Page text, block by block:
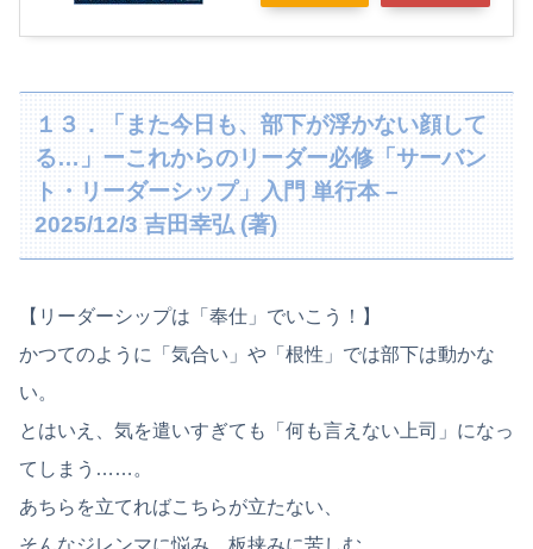
１３．「また今日も、部下が浮かない顔して
る…」ーこれからのリーダー必修「サーバン
ト・リーダーシップ」入門 単行本 –
2025/12/3 吉田幸弘 (著)
【リーダーシップは「奉仕」でいこう！】
かつてのように「気合い」や「根性」では部下は動かな
い。
とはいえ、気を遣いすぎても「何も言えない上司」になっ
てしまう……。
あちらを立てればこちらが立たない、
そんなジレンマに悩み、板挟みに苦しむ